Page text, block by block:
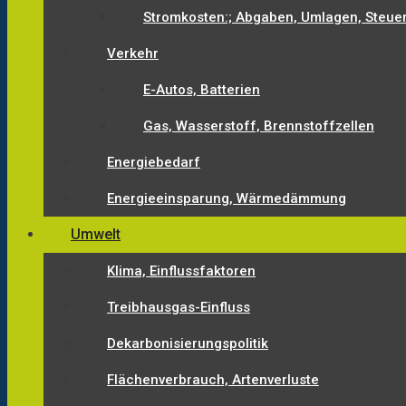
Stromkosten:; Abgaben, Umlagen,
Verkehr
E-Autos, Batterien
Gas, Wasserstoff, Brennstoffzellen
Energiebedarf
Energieeinsparung, Wärmedämmung
Umwelt
Klima, Einflussfaktoren
Treibhausgas-Einfluss
Dekarbonisierungspolitik
Flächenverbrauch, Artenverluste